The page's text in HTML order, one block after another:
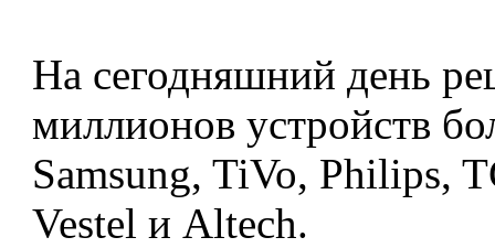
На сегодняшний день
миллионов устройств
Samsung, TiVo, Philips,
Vestel и Altech.